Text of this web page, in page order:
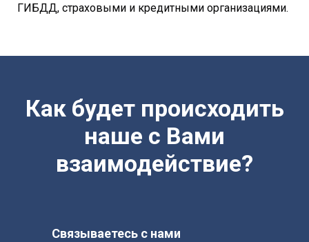
ГИБДД, страховыми и кредитными организациями.
Как будет происходить
наше с Вами
взаимодействие?
Связываетесь с нами